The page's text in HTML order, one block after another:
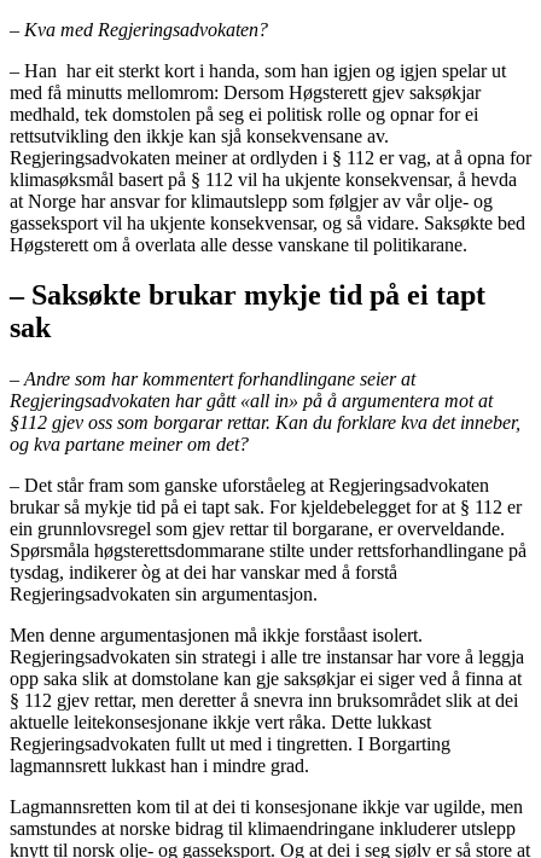
– Kva med Regjeringsadvokaten?
– Han har eit sterkt kort i handa, som han igjen og igjen spelar ut
med få minutts mellomrom: Dersom Høgsterett gjev saksøkjar
medhald, tek domstolen på seg ei politisk rolle og opnar for ei
rettsutvikling den ikkje kan sjå konsekvensane av.
Regjeringsadvokaten meiner at ordlyden i § 112 er vag, at å opna for
klimasøksmål basert på § 112 vil ha ukjente konsekvensar, å hevda
at Norge har ansvar for klimautslepp som følgjer av vår olje- og
gasseksport vil ha ukjente konsekvensar, og så vidare. Saksøkte bed
Høgsterett om å overlata alle desse vanskane til politikarane.
– Saksøkte brukar mykje tid på ei tapt
sak
– Andre som har kommentert forhandlingane seier at
Regjeringsadvokaten har gått «all in» på å argumentera mot at
§112 gjev oss som borgarar rettar. Kan du forklare kva det inneber,
og kva partane meiner om det?
– Det står fram som ganske uforståeleg at Regjeringsadvokaten
brukar så mykje tid på ei tapt sak. For kjeldebelegget for at § 112 er
ein grunnlovsregel som gjev rettar til borgarane, er overveldande.
Spørsmåla høgsterettsdommarane stilte under rettsforhandlingane på
tysdag, indikerer òg at dei har vanskar med å forstå
Regjeringsadvokaten sin argumentasjon.
Men denne argumentasjonen må ikkje forståast isolert.
Regjeringsadvokaten sin strategi i alle tre instansar har vore å leggja
opp saka slik at domstolane kan gje saksøkjar ei siger ved å finna at
§ 112 gjev rettar, men deretter å snevra inn bruksområdet slik at dei
aktuelle leitekonsesjonane ikkje vert råka. Dette lukkast
Regjeringsadvokaten fullt ut med i tingretten. I Borgarting
lagmannsrett lukkast han i mindre grad.
Lagmannsretten kom til at dei ti konsesjonane ikkje var ugilde, men
samstundes at norske bidrag til klimaendringane inkluderer utslepp
knytt til norsk olje- og gasseksport. Og at dei i seg sjølv er så store at